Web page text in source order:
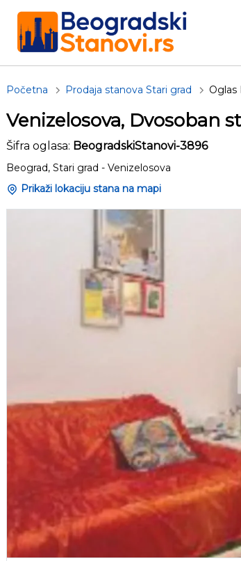
Početna Prodaja stanova Stari grad Oglas
Venizelosova, Dvosoban
Šifra oglasa: BeogradskiStanovi-3896
Beograd, Stari grad - Venizelosova
Prikaži lokaciju stana na mapi